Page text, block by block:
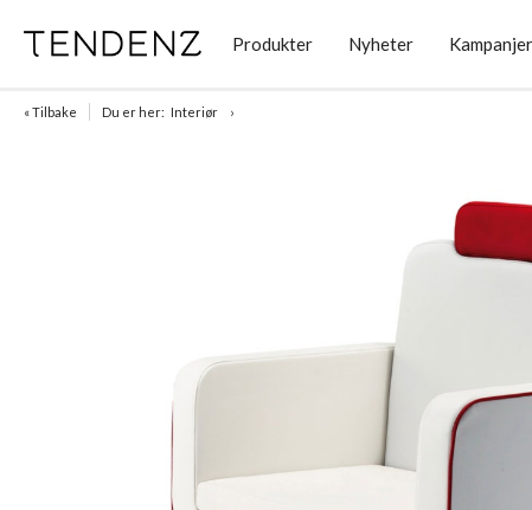
Produkter Nyheter Kampanjer
« Tilbake Du er her: Interiør